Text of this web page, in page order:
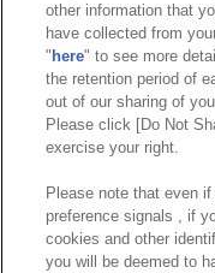
よくあ
©Bandai
other information that
have collected from
" here" to see more
the retention period of
out of our sharing of
Please click [Do Not
exercise your right.
Please note that even
preference signals , if
cookies and other
you will be deemed to